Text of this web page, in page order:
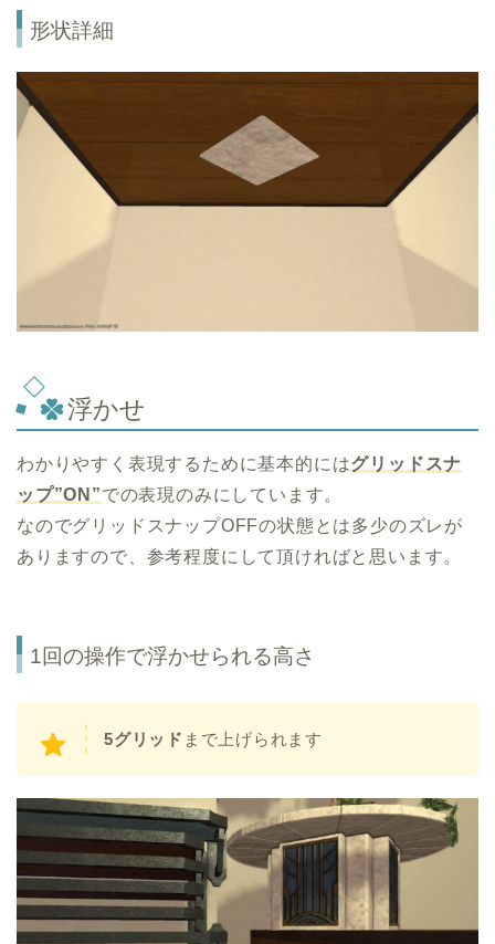
形状詳細
浮かせ
わかりやすく表現するために基本的にはグリッドスナ
ップ”ON”での表現のみにしています。
なのでグリッドスナップOFFの状態とは多少のズレが
ありますので、参考程度にして頂ければと思います。
1回の操作で浮かせられる高さ
5グリッド まで上げられます